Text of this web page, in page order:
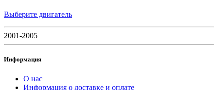
Выберите двигатель
2001-2005
Информация
О нас
Информация о доставке и оплате